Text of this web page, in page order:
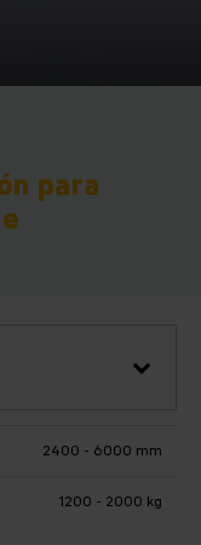
para
2400 - 6000 mm
1200 - 2000 kg